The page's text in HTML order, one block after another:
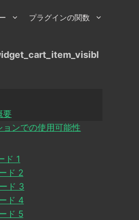
プラグインの関数
要
ョンでの使用可能性
ド 1
ド 2
ド 3
ド 4
ド 5